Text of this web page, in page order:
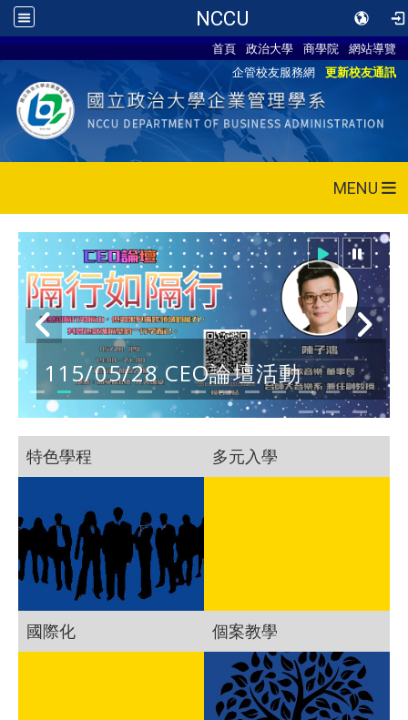
NCCU
首頁 政治大學 商學院
網站導覽
企管校友服務網
更新校友通訊
MENU
115/05/28 CEO論壇活動
特色學程 多元入學
國際化 個案教學